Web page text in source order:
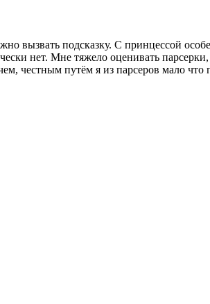
вызвать подсказку. С принцессой
нет. Мне тяжело оценивать
честным путём я из парсеров мало что